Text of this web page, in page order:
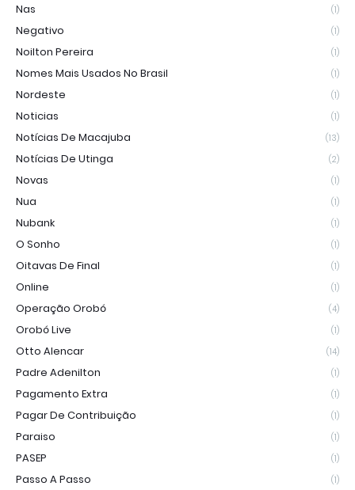
Nas (1)
Negativo (1)
Noilton Pereira (1)
Nomes Mais Usados No Brasil (1)
Nordeste (1)
Noticias (1)
Notícias De Macajuba (13)
Notícias De Utinga (2)
Novas (1)
Nua (1)
Nubank (1)
O Sonho (1)
Oitavas De Final (1)
Online (1)
Operação Orobó (4)
Orobó Live (1)
Otto Alencar (14)
Padre Adenilton (1)
Pagamento Extra (1)
Pagar De Contribuição (1)
Paraiso (1)
PASEP (1)
Passo A Passo (1)